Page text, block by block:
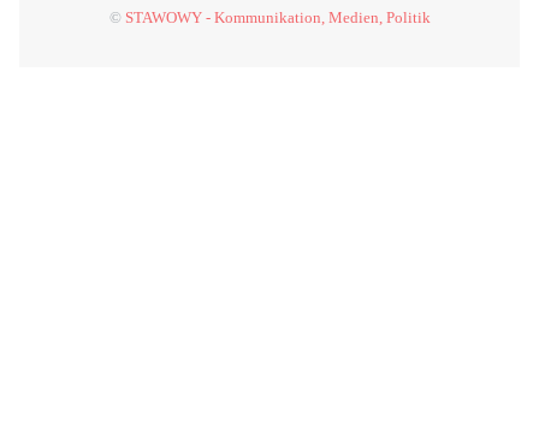
© STAWOWY - Kommunikation, Medien, Politik